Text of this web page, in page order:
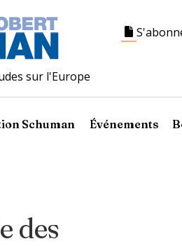
sur l'Europe
Schuman Événements
des